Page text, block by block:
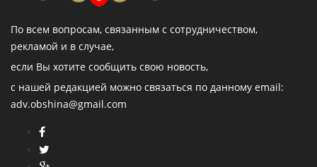
По всем вопросам, связанным с сотрудничеством,
рекламой и в случае,
если Вы хотите сообщить свою новость,
с нашей редакцией можно связаться по данному email:
adv.obshina@gmail.com